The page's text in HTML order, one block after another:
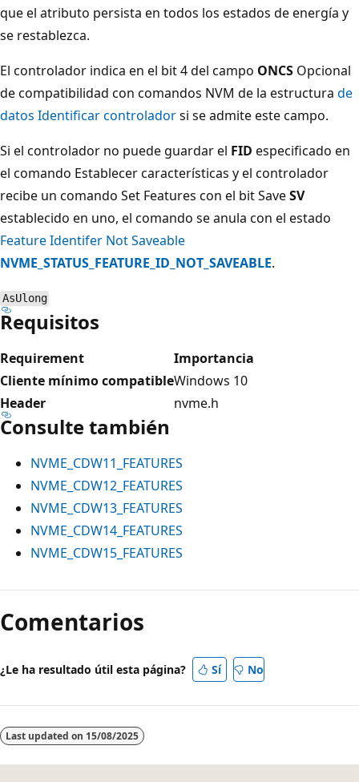
que el atributo persista en todos los estados de energía y
se restablezca.
El controlador indica en el bit 4 del campo ONCS Opcional
de compatibilidad con comandos NVM de la estructura de
datos Identificar controladorsi se admite este campo.
Si el controlador no puede guardar el FID especificado en
el comando Establecer características y el controlador
recibe un comando Set Features con el bit SaveSV
establecido en uno, el comando se anula con el estado
Feature Identifer Not Saveable
NVME_STATUS_FEATURE_ID_NOT_SAVEABLE.
AsUlong
Requisitos
Requirement
Importancia
Cliente mínimo compatibleWindows 10
Header
nvme.h
Consulte también
NVME_CDW11_FEATURES
NVME_CDW12_FEATURES
NVME_CDW13_FEATURES
NVME_CDW14_FEATURES
NVME_CDW15_FEATURES
Modo
de
lectura
Comentarios
¿Le ha resultado útil esta página? Sí No
Last updated on 15/08/2025